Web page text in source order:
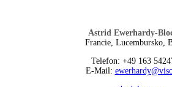
Astrid Ewerhardy-
Francie, Lucembursko,
Telefon: +49 163
E-Mail: